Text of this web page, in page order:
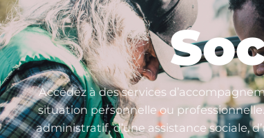
Accédez à des services
situation personnelle ou
administratif, d’une assistance sociale,